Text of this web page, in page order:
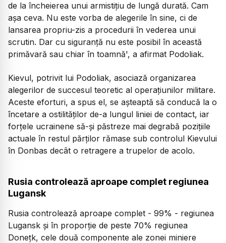
de la încheierea unui armistițiu de lungă durată. Cam
așa ceva. Nu este vorba de alegerile în sine, ci de
lansarea propriu-zis a procedurii în vederea unui
scrutin. Dar cu siguranță nu este posibil în această
primăvară sau chiar în toamnă', a afirmat Podoliak.
Kievul, potrivit lui Podoliak, asociază organizarea
alegerilor de succesul teoretic al operațiunilor militare.
Aceste eforturi, a spus el, se așteaptă să conducă la o
încetare a ostilităților de-a lungul liniei de contact, iar
forțele ucrainene să-și păstreze mai degrabă pozițiile
actuale în restul părților rămase sub controlul Kievului
în Donbas decât o retragere a trupelor de acolo.
Rusia controlează aproape complet regiunea
Lugansk
Rusia controlează aproape complet - 99% - regiunea
Lugansk și în proporție de peste 70% regiunea
Donețk, cele două componente ale zonei miniere